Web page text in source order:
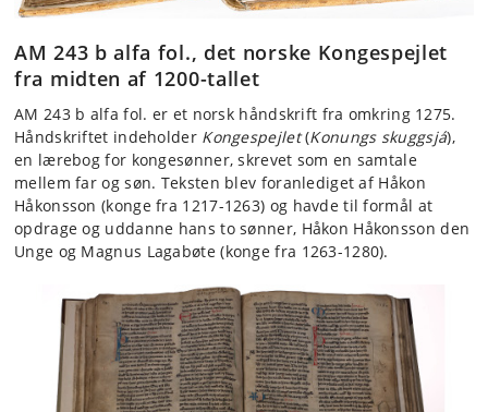
AM 243 b alfa fol., det norske Kongespejlet
fra midten af 1200-tallet
AM 243 b alfa fol. er et norsk håndskrift fra omkring 1275.
Håndskriftet indeholder Kongespejlet(Konungs skuggsjá),
en lærebog for kongesønner, skrevet som en samtale
mellem far og søn. Teksten blev foranlediget af Håkon
Håkonsson (konge fra 1217-1263) og havde til formål at
opdrage og uddanne hans to sønner, Håkon Håkonsson den
Unge og Magnus Lagabøte (konge fra 1263-1280).